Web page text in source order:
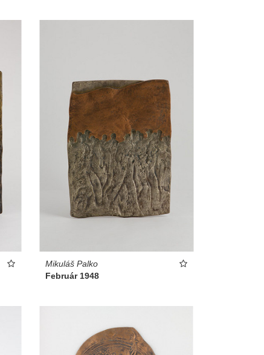
Mikuláš Palko
Február 1948